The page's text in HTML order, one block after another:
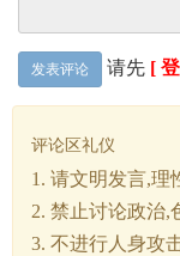
发表评论 请先 [
评论区礼仪
1. 请文明发言,理
2. 禁止讨论政治,
3. 不进行人身攻